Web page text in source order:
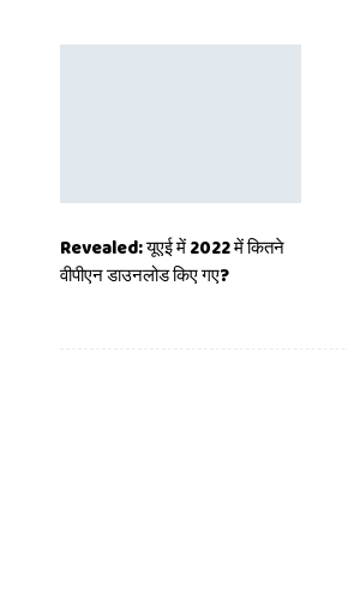
Revealed: यूएई में 2022 में कितने
वीपीएन डाउनलोड किए गए?